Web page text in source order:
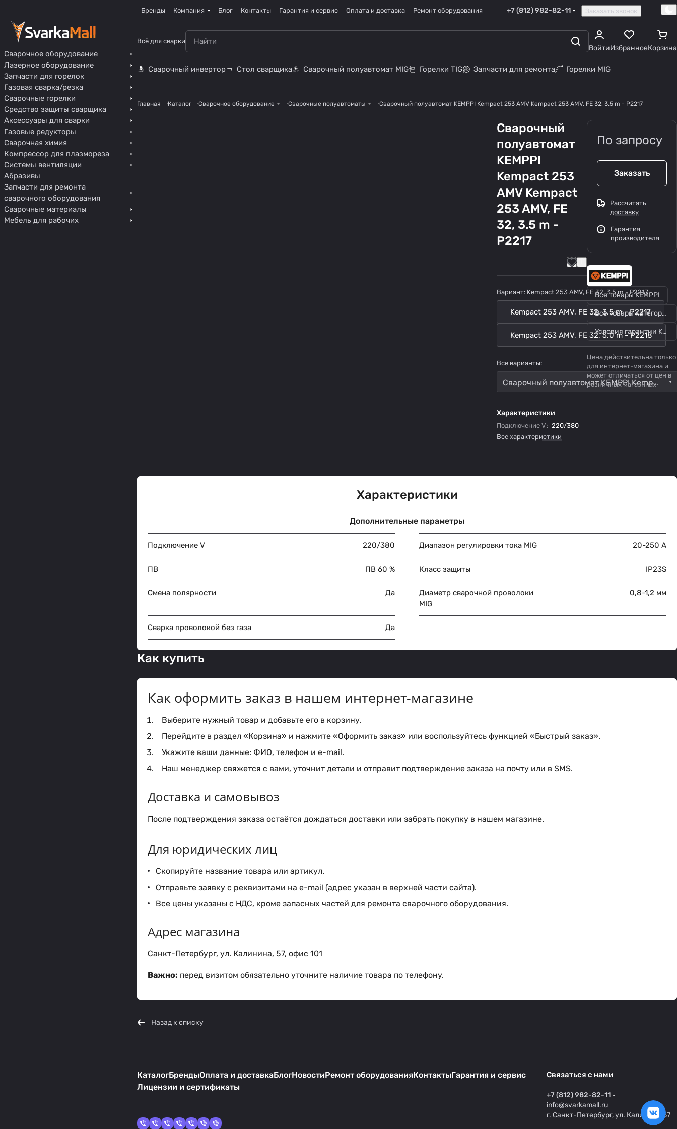
Бренды Компания Блог Контакты Гарантия и сервис Оплата и доставка Ремонт оборудования +7 (812) 982-82-11 Заказать звонок
Всё для сварки
ВойтиИзбранноеКорзина
Сварочный инвертор Стол сварщика Сварочный полуавтомат MIG Горелки TIG Запчасти для ремонта Горелки MIG
Главная Каталог Сварочное оборудование Сварочные полуавтоматы Сварочный полуавтомат KEMPPI Kempact 253 AMV Kempact 253 AMV, FE 32, 3.5 m - P2217
Сварочный
полуавтомат
KEMPPI
Kempact 253
AMV Kempact
253 AMV, FE
32, 3.5 m -
P2217
Вариант: Kempact 253 AMV, FE 32, 3.5 m - P2217
Kempact 253 AMV, FE 32, 3.5 m - P2217
Kempact 253 AMV, FE 32, 5.0 m - P2218
Все варианты:
Сварочный полуавтомат KEMPPI Kempact 253 AMV Kempact 253 AMV, FE 32, 3.5 m - P2217
Характеристики
Подключение V : 220/380
Все характеристики
По запросу
Заказать
Рассчитать
доставку
Гарантия
производителя
Все товары KEMPPI
Все товары категории
Условия гарантии KEMPPI
Цена действительна только
для интернет-магазина и
может отличаться от цен в
розничных магазинах
Характеристики
Дополнительные параметры
Подключение V 220/380 Диапазон регулировки тока MIG 20-250 A
ПВ ПВ 60 % Класс защиты IP23S
Смена полярности Да
Диаметр сварочной проволоки
MIG
0,8-1,2 мм
Сварка проволокой без газа Да
Как купить
Как оформить заказ в нашем интернет-магазине
Выберите нужный товар и добавьте его в корзину.
Перейдите в раздел «Корзина» и нажмите «Оформить заказ» или воспользуйтесь функцией «Быстрый заказ».
Укажите ваши данные: ФИО, телефон и e-mail.
Наш менеджер свяжется с вами, уточнит детали и отправит подтверждение заказа на почту или в SMS.
Доставка и самовывоз
После подтверждения заказа остаётся дождаться доставки или забрать покупку в нашем магазине.
Для юридических лиц
Скопируйте название товара или артикул.
Отправьте заявку с реквизитами на e-mail (адрес указан в верхней части сайта).
Все цены указаны с НДС, кроме запасных частей для ремонта сварочного оборудования.
Адрес магазина
Санкт-Петербург, ул. Калинина, 57, офис 101
Важно: перед визитом обязательно уточните наличие товара по телефону.
Назад к списку
КаталогБрендыОплата и доставкаБлогНовостиРемонт оборудованияКонтактыГарантия и сервис
Лицензии и сертификаты
Связаться с нами
+7 (812) 982-82-11
info@svarkamall.ru
г. Санкт-Петербург, ул. Калинина 57
Сварочное оборудование
Лазерное оборудование
Запчасти для горелок
Газовая сварка/резка
Сварочные горелки
Средство защиты сварщика
Аксессуары для сварки
Газовые редукторы
Сварочная химия
Компрессор для плазмореза
Системы вентиляции
Абразивы
Запчасти для ремонта
сварочного оборудования
Сварочные материалы
Мебель для рабочих